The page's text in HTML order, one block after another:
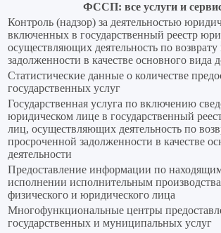
ФССП: все услуги и
Контроль (надзор) за деятельностью
включенных в государственный реестр
осуществляющих деятельность по
задолженности в качестве основного вида
Статистические данные о количестве
государственных услуг
Государственная услуга по включению
юридическом лице в государственный
лиц, осуществляющих деятельность по
просроченной задолженности в качестве
деятельности
Предоставление информации по
исполнении исполнительным
физического и юридического лица
Многофункциональные центры
государственных и муниципальных услуг